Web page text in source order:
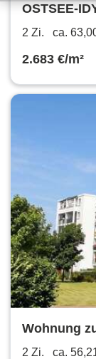
OSTSEE-
2 Zi. ca.
2.683 €/m²
Wohnung
56.21 m²
2 Zi. ca.